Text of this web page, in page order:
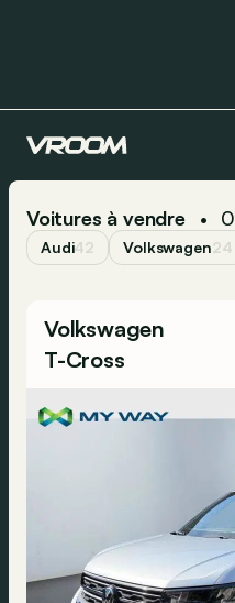
Voitures à vendre • 0
Audi42 Volkswagen24
Volkswagen
T-Cross